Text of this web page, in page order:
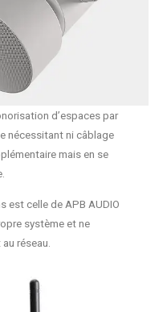
d’espaces par
nécessitant ni câblage
mais en se
est celle de APB AUDIO
système et ne
réseau.